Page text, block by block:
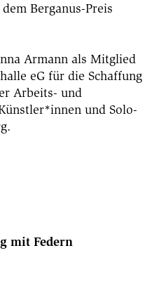
Berganus-Preis
Armann als Mitglied
eG für die Schaffung
Arbeits- und
und Solo-
mit Federn